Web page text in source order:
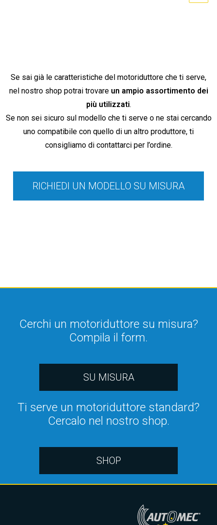
Se sai già le caratteristiche del motoriduttore che ti serve,
nel nostro shop potrai trovare un ampio assortimento dei
più utilizzati.
Se non sei sicuro sul modello che ti serve o ne stai cercando
uno compatibile con quello di un altro produttore, ti
consigliamo di contattarci per l’ordine.
RICHIEDI UN MODELLO SU MISURA
Cerchi un motoriduttore su misura?
Compila il form.
SU MISURA
Ti serve un motoriduttore standard?
Cercalo nel nostro shop.
SHOP